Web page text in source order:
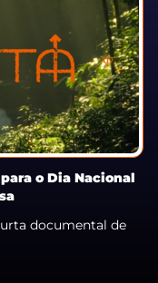
o Dia Nacional
documental de